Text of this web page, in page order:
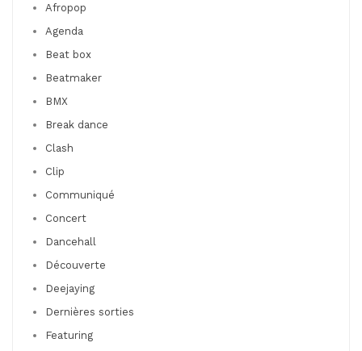
Afropop
Agenda
Beat box
Beatmaker
BMX
Break dance
Clash
Clip
Communiqué
Concert
Dancehall
Découverte
Deejaying
Dernières sorties
Featuring